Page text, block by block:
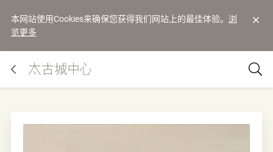
本网站使用Cookies来确保您获得我们网站上的最佳体验。 浏
览更多